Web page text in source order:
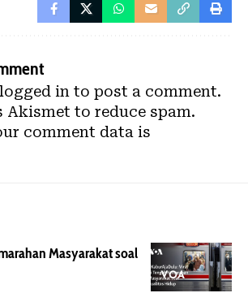
logged in to post a comment.
Akismet to reduce spam.
comment data is
VOA
Masyarakat soal